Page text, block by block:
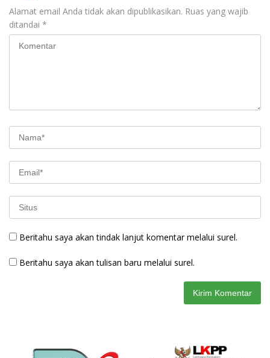
Alamat email Anda tidak akan dipublikasikan. Ruas yang wajib
ditandai *
Beritahu saya akan tindak lanjut komentar melalui surel.
Beritahu saya akan tulisan baru melalui surel.